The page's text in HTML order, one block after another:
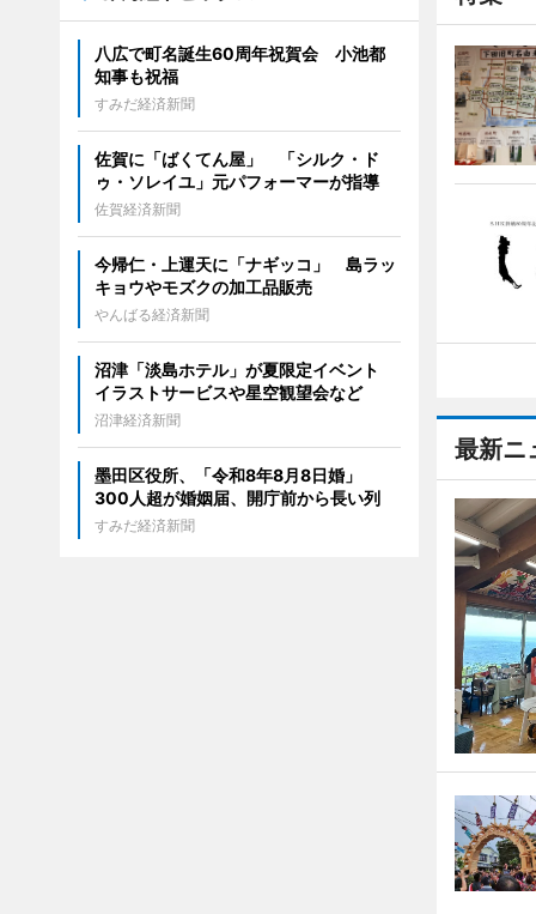
最新ニ
八広で町名誕生60周年祝賀会 小池都
知事も祝福
すみだ経済新聞
佐賀に「ばくてん屋」 「シルク・ド
ゥ・ソレイユ」元パフォーマーが指導
佐賀経済新聞
今帰仁・上運天に「ナギッコ」 島ラッ
キョウやモズクの加工品販売
やんばる経済新聞
沼津「淡島ホテル」が夏限定イベント
イラストサービスや星空観望会など
沼津経済新聞
墨田区役所、「令和8年8月8日婚」
300人超が婚姻届、開庁前から長い列
すみだ経済新聞